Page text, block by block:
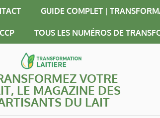
GUIDE COMPLET |
TOUS LES NUMÉROS DE
VOTRE
LE MAGAZINE DES
DU LAIT